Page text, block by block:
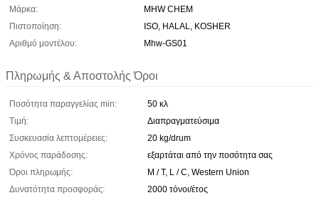
Μάρκα:
MHW CHEM
Πιστοποίηση:
ISO, HALAL, KOSHER
Αριθμό μοντέλου:
Mhw-GS01
Πληρωμής & Αποστολής Όροι
Ποσότητα παραγγελίας min:
50 κλ
Τιμή:
Διαπραγματεύσιμα
Συσκευασία λεπτομέρειες:
20 kg/drum
Χρόνος παράδοσης:
εξαρτάται από την ποσότητα σας
Όροι πληρωμής:
Μ / Τ, L / C, Western Union
Δυνατότητα προσφοράς:
2000 τόνοι/έτος